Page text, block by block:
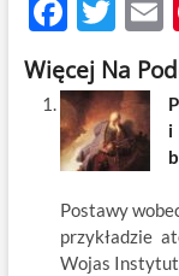
F
ac
e
b
o
o
k
T
w
itt
er
Więcej Na
i
Postawy
przykładzie
Wojas